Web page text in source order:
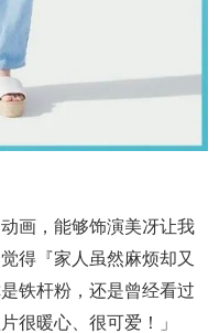
画，能够饰演美冴让我
得『家人虽然麻烦却又
铁杆粉，还是曾经看过
很暖心、很可爱！」